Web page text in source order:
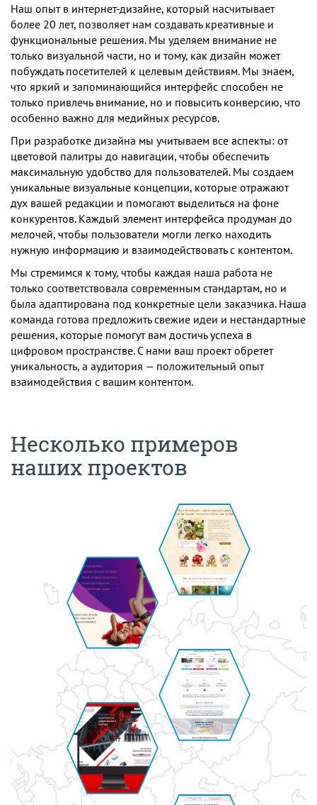
Наш опыт в интернет-дизайне, который насчитывает
более 20 лет, позволяет нам создавать креативные и
функциональные решения. Мы уделяем внимание не
только визуальной части, но и тому, как дизайн может
побуждать посетителей к целевым действиям. Мы знаем,
что яркий и запоминающийся интерфейс способен не
только привлечь внимание, но и повысить конверсию, что
особенно важно для медийных ресурсов.
При разработке дизайна мы учитываем все аспекты: от
цветовой палитры до навигации, чтобы обеспечить
максимальную удобство для пользователей. Мы создаем
уникальные визуальные концепции, которые отражают
дух вашей редакции и помогают выделиться на фоне
конкурентов. Каждый элемент интерфейса продуман до
мелочей, чтобы пользователи могли легко находить
нужную информацию и взаимодействовать с контентом.
Мы стремимся к тому, чтобы каждая наша работа не
только соответствовала современным стандартам, но и
была адаптирована под конкретные цели заказчика. Наша
команда готова предложить свежие идеи и нестандартные
решения, которые помогут вам достичь успеха в
цифровом пространстве. С нами ваш проект обретет
уникальность, а аудитория — положительный опыт
взаимодействия с вашим контентом.
Несколько примеров
наших проектов